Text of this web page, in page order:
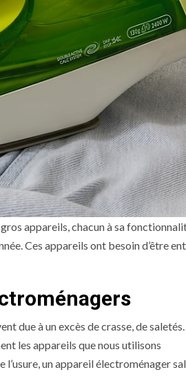
appareils, chacun à sa
Ces appareils ont besoin d’être
due à un excès de crasse, de
les appareils que nous utilisons
un appareil électroménager